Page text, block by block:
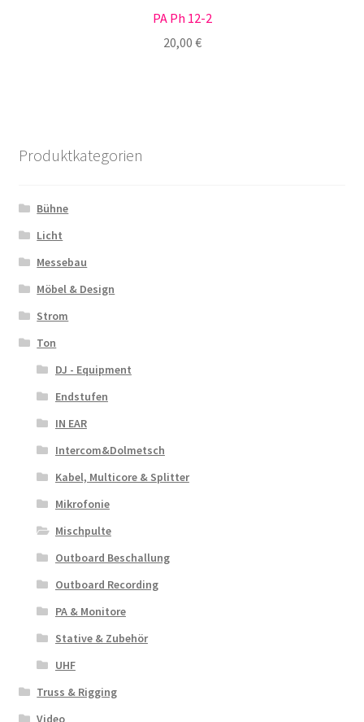
PA Ph 12-2
20,00 €
Produktkategorien
Bühne
Licht
Messebau
Möbel & Design
Strom
Ton
DJ - Equipment
Endstufen
IN EAR
Intercom&Dolmetsch
Kabel, Multicore & Splitter
Mikrofonie
Mischpulte
Outboard Beschallung
Outboard Recording
PA & Monitore
Stative & Zubehör
UHF
Truss & Rigging